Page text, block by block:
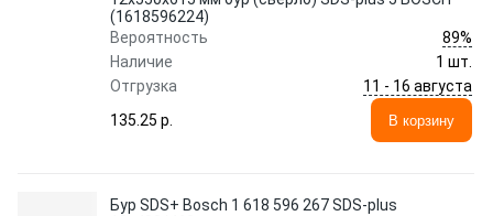
(1618596224)
Вероятность
89%
Наличие
1 шт.
Отгрузка
11 - 16 августа
135.25 p.
В корзину
Бур SDS+ Bosch 1 618 596 267 SDS-plus